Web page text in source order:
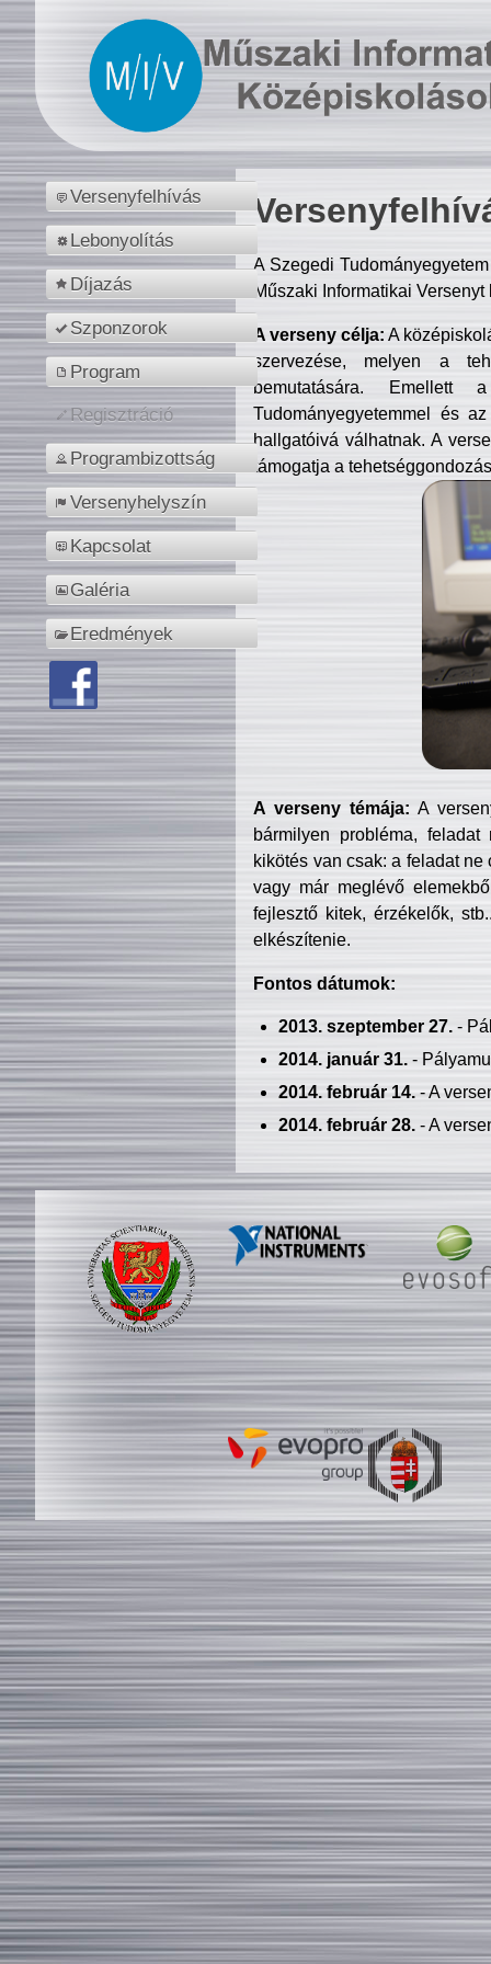
Versenyfelhívás
Lebonyolítás
Díjazás
Szponzorok
Program
Regisztráció
Programbizottság
Versenyhelyszín
Kapcsolat
Galéria
Eredmények
A Szegedi
Műszaki Informatikai
A verseny célja: A
szervezése, melyen a
bemutatására. Emellett
Tudományegyetemmel és
hallgatóivá válhatnak. A
támogatja a
A verseny témája: A
bármilyen probléma, feladat
kikötés van csak: a feladat
vagy már meglévő
fejlesztő kitek, érzékelők,
elkészítenie.
Fontos dátumok:
2013. szeptember 27.-
2014. január 31.-
2014. február 14.- A
2014. február 28.- A